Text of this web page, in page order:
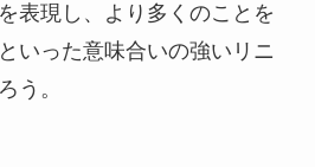
表現し、より多くのことを
いった意味合いの強いリニ
う。